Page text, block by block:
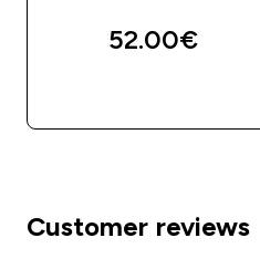
52.00€‎
Customer reviews